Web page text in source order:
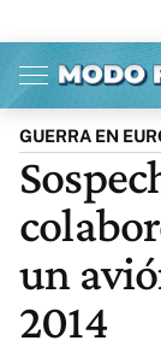
Inicio
Política
Ciencia
Cultura
Internacional
CARAS
Videos
Business
Actualidad
GUERRA EN
un
2014